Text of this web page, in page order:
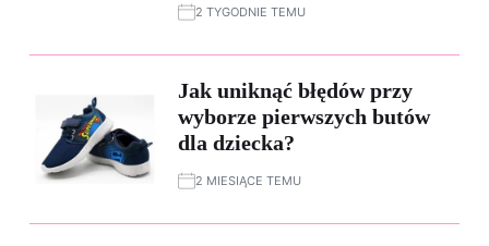
2 TYGODNIE TEMU
Jak uniknąć błędów przy
wyborze pierwszych butów
dla dziecka?
2 MIESIĄCE TEMU